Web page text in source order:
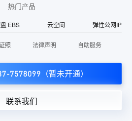
热门产品
EBS 云空间 弹性公网IP
照 法律声明 自助服务
7578099（暂未开通）
联系我们